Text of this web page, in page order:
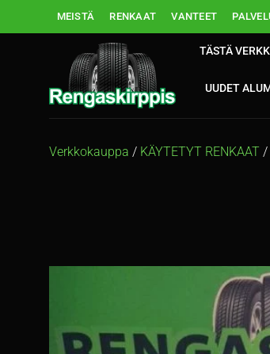
MEISTÄ RENKAAT VANTEET
TÄSTÄ
UUDET
Verkkokauppa / KÄYTETYT RENKAAT /